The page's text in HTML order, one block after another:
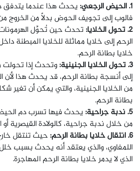
1. الحيض الرجعي:
يحدث هذا عندما يتدفق
فالوب إلى تجويف الحوض بدلاً من الخروج
2. تحول الخلايا:
تحدث حين تُحوِّل الهرمونات
الرحم إلى خلايا مماثلة للخلايا المبطنة
خلايا بطانة الرحم.
3. تحول الخلايا الجنينية:
وتحدث إذا
إلى أنسجة بطانة الرحم، قد يحدث هذا لأن
من الخلايا الجنينية، والتي يمكن أن تغير
بطانة الرحم.
5. ندبة جراحية:
يحدث فيها تسرب دم
من خلال ندبة جراحية، كالولادة القيصرية
6. انتقال خلايا بطانة الرحم:
حيث تنتقل
اللمفاوي، والذي يعتقد أنه يحدث بسبب
الذي لا يدمر خلايا بطانة الرحم المهاجرة.